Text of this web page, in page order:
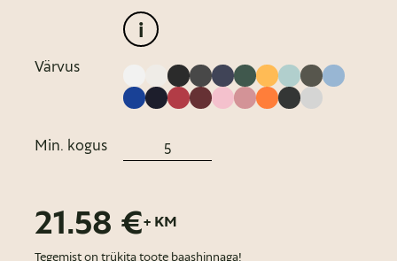
i
Värvus
Min. kogus
21.58 €+ KM
Tegemist on trükita toote baashinnaga!